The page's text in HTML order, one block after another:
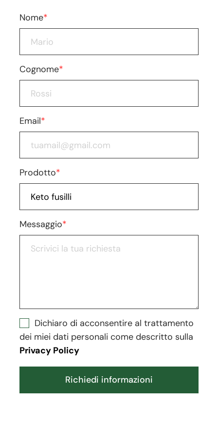
Nome*
Cognome*
Email*
Prodotto*
Messaggio*
Dichiaro di acconsentire al trattamento
dei miei dati personali come descritto sulla
Privacy Policy
Richiedi informazioni